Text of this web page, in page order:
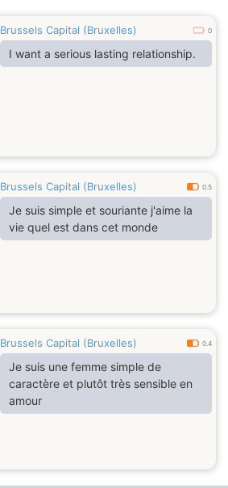
Brussels Capital (Bruxelles) 0
I want a serious lasting relationship.
Brussels Capital (Bruxelles) 0.5
Je suis simple et souriante j'aime la
vie quel est dans cet monde
Brussels Capital (Bruxelles) 0.4
Je suis une femme simple de
caractère et plutôt très sensible en
amour